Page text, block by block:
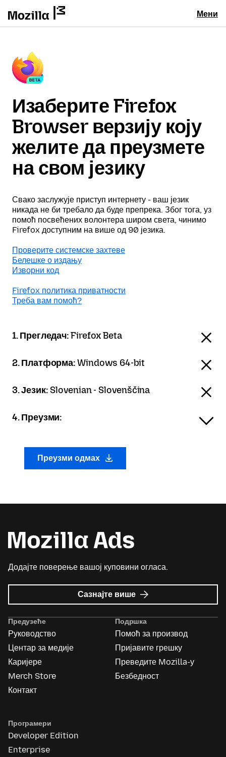
Мени
Изаберите Firefox
Browser верзију коју
желите да преузмете
на свом језику
Свако заслужује приступ интернету - ваш језик
никада не би требало да буде препрека. Због тога, уз
помоћ посвећених волонтера широм света, чинимо
Firefox доступним на више од 90 језика.
Проверите системске захтеве
Белешке о издању
Изворни код
Firefox политика приватности
Треба вам помоћ?
1. Прегледач:Firefox Beta
2. Платформа:Windows 64-bit
3. Језик: Slovenian - Slovenščina
4. Преузми:
Преузми одмах
Додајте поверење вашој куповини огласа.
Сазнајте више о
Mozilla
Предузеће
Руководство
Центар за медије
Каријере
Merch Store
Контакт
Подршка
Помоћ за производ
Пријавите грешку
Преведите Mozilla-у
Безбедност
Програмери
Developer Edition
Enterprise